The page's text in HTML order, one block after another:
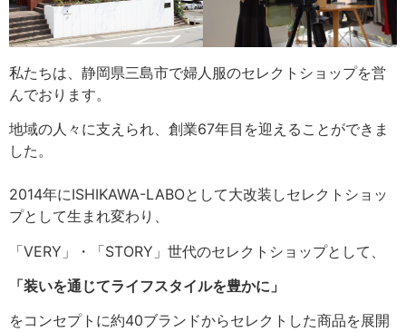
私たちは、静岡県三島市で婦人服のセレクトショップを営
んでおります。
地域の人々に支えられ、創業67年目を迎えることができま
した。
2014年にISHIKAWA-LABOとして大改装しセレクトショッ
プとして生まれ変わり、
「VERY」・「STORY」世代のセレクトショップとして、
「装いを通じてライフスタイルを豊かに」
をコンセプトに約40ブランドからセレクトした商品を展開